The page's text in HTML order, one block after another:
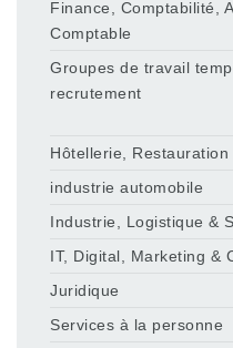
Finance, Comptabilité,
Comptable
Groupes de travail
recrutement
Hôtellerie, Restauration
industrie automobile
Industrie, Logistique &
IT, Digital, Marketing &
Juridique
Services à la personne